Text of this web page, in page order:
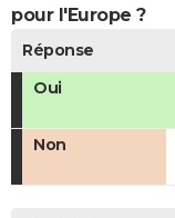
pour l'Europe ?
Réponse
Oui
Non